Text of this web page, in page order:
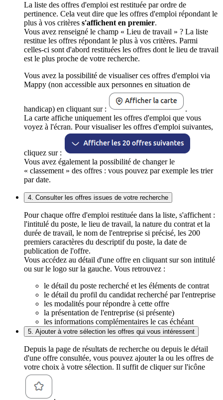
La liste des offres d'emploi est restituée par ordre de
pertinence. Cela veut dire que les offres d'emploi répondant le
plus à vos critères s'affichent en premier.
Vous avez renseigné le champ « Lieu de travail » ? La liste
restitue les offres répondant le plus à vos critères. Parmi
celles-ci sont d'abord restituées les offres dont le lieu de travail
est le plus proche de votre recherche.
Vous avez la possibilité de visualiser ces offres d'emploi via
Mappy (non accessible aux personnes en situation de
handicap) en cliquant sur :
.
La carte affiche uniquement les offres d'emploi que vous
voyez à l'écran. Pour visualiser les offres d'emploi suivantes,
cliquez sur :
Vous avez également la possibilité de changer le
« classement » des offres : vous pouvez par exemple les trier
par date.
4. Consulter les offres issues de votre recherche
Pour chaque offre d'emploi restituée dans la liste, s'affichent :
l'intitulé du poste, le lieu de travail, la nature du contrat et la
durée de travail, le nom de l'entreprise si précisé, les 200
premiers caractères du descriptif du poste, la date de
publication de l'offre.
Vous accédez au détail d'une offre en cliquant sur son intitulé
ou sur le logo sur la gauche. Vous retrouvez :
le détail du poste recherché et les éléments de contrat
le détail du profil du candidat recherché par l'entreprise
les modalités pour répondre à cette offre
la présentation de l'entreprise (si présente)
les informations complémentaires le cas échéant
5. Ajouter à votre sélection les offres qui vous intéressent
Depuis la page de résultats de recherche ou depuis le détail
d'une offre consultée, vous pouvez ajouter la ou les offres de
votre choix à votre sélection. Il suffit de cliquer sur l'icône
.